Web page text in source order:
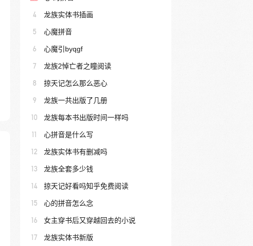
4 龙族实体书插画
5 心魔拼音
6 心魔引byqgf
7 龙族2悼亡者之瞳阅读
8 掠天记怎么那么恶心
9 龙族一共出版了几册
10 龙族每本书出版时间一样吗
11 心拼音是什么写
12 龙族实体书有删减吗
13 龙族全套多少钱
14 掠天记好看吗知乎免费阅读
15 心的拼音怎么念
16 女主穿书后又穿越回去的小说
17 龙族实体书新版